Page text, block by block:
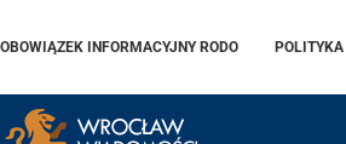
OBOWIĄZEK INFORMACYJNY RODO POLITYKA